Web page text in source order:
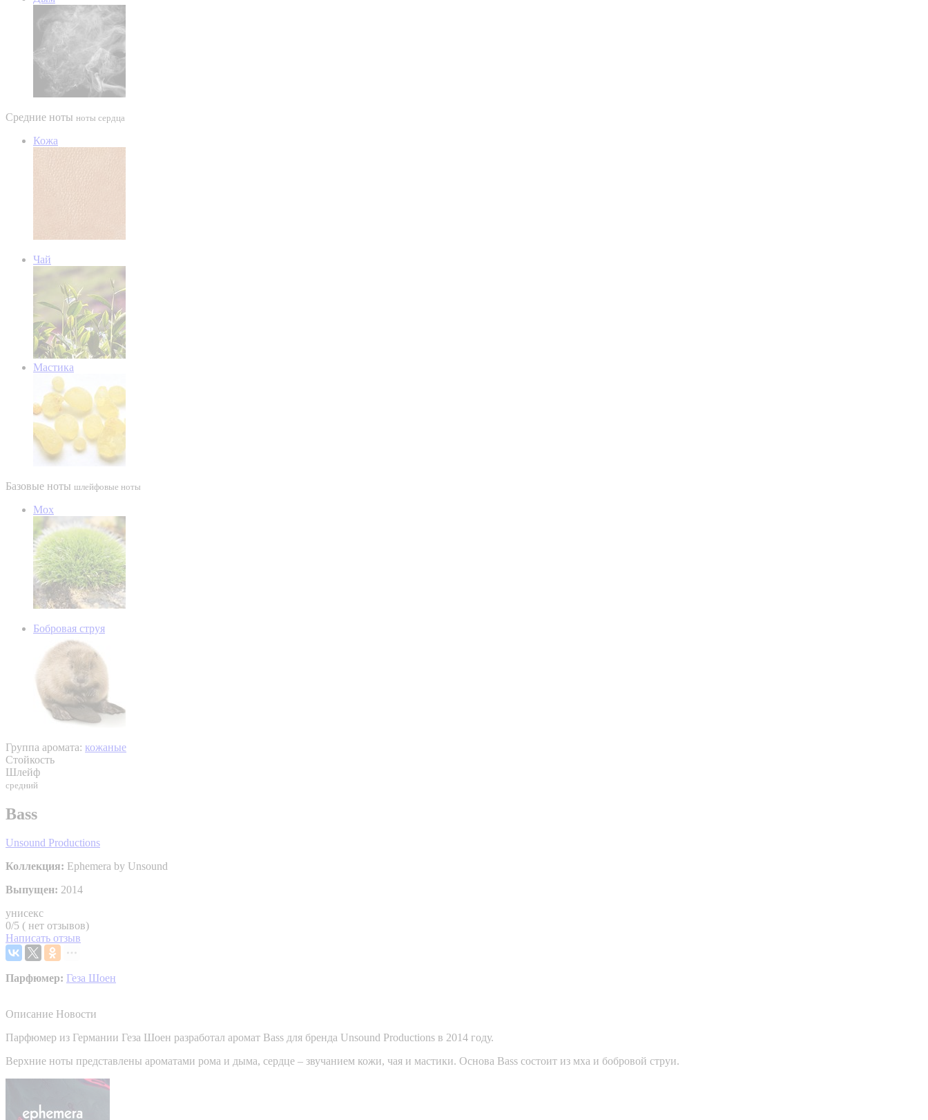
Средние ноты ноты сердца
Кожа
Чай
Мастика
Базовые ноты шлейфовые ноты
Мох
Бобровая струя
Группа аромата: кожаные
Стойкость
Шлейф
средний
Bass
Unsound Productions
Коллекция: Ephemera by Unsound
Выпущен: 2014
унисекс
0/5 ( нет отзывов)
Написать отзыв
Парфюмер: Геза Шоен
Описание Новости
Парфюмер из Германии Геза Шоен разработал аромат Bass для бренда Unsound Productions в 2014 году.
Верхние ноты представлены ароматами рома и дыма, сердце – звучанием кожи, чая и мастики. Основа Bass состоит из мха и бобровой струи.